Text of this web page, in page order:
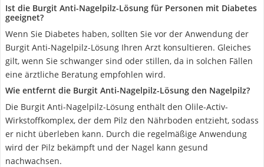
Ist die Burgit Anti-Nagelpilz-Lösung für Personen mit Diabetes
geeignet?
Wenn Sie Diabetes haben, sollten Sie vor der Anwendung der
Burgit Anti-Nagelpilz-Lösung Ihren Arzt konsultieren. Gleiches
gilt, wenn Sie schwanger sind oder stillen, da in solchen Fällen
eine ärztliche Beratung empfohlen wird.
Wie entfernt die Burgit Anti-Nagelpilz-Lösung den Nagelpilz?
Die Burgit Anti-Nagelpilz-Lösung enthält den Olile-Activ-
Wirkstoffkomplex, der dem Pilz den Nährboden entzieht, sodass
er nicht überleben kann. Durch die regelmäßige Anwendung
wird der Pilz bekämpft und der Nagel kann gesund
nachwachsen.